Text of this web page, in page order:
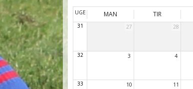
UGE MAN TIR
31 27 28
32 3 4
33 10 11